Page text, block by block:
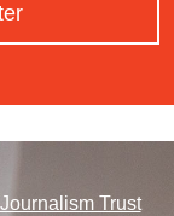
Journalism Trust